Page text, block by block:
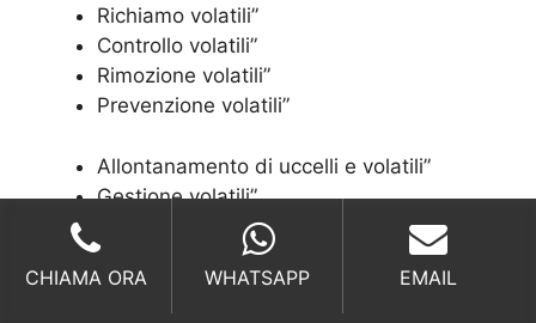
Richiamo volatili”
Controllo volatili”
Rimozione volatili”
Prevenzione volatili”
Allontanamento di uccelli e volatili”
Gestione volatili”
Problemi di volatili”
Soluzioni di allontanamento per volatili”
Allontanamento sicuro di volatili”
Metodi efficaci di allontanamento di
CHIAMA ORA WHATSAPP EMAIL